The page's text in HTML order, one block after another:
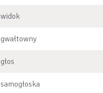
widok
gwałtowny
głos
samogłoska